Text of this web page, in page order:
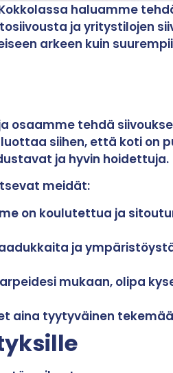
haluamme
ja yritystilojen
arkeen kuin
osaamme tehdä
siihen, että koti on
ja hyvin hoidettuja.
meidät:
on koulutettua ja
ja
mukaan, olipa
aina tyytyväinen